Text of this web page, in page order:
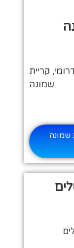
קריית
שמונה
שמונה